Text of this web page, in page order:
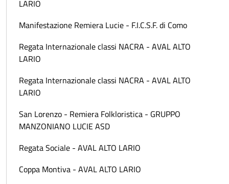
LARIO
Manifestazione Remiera Lucie - F.I.C.S.F. di Como
Regata Internazionale classi NACRA - AVAL ALTO
LARIO
Regata Internazionale classi NACRA - AVAL ALTO
LARIO
San Lorenzo - Remiera Folkloristica - GRUPPO
MANZONIANO LUCIE ASD
Regata Sociale - AVAL ALTO LARIO
Coppa Montiva - AVAL ALTO LARIO